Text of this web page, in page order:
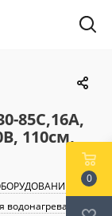
85C,16А,
110см,
-
водонагревателей
0